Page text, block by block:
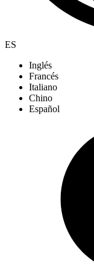
ES
Inglés
Francés
Italiano
Chino
Español